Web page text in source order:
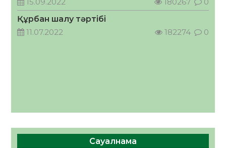
05.08.2026
65 0
Құрбан шалу тәртібі
11.07.2022
182274 0
Сауалнама